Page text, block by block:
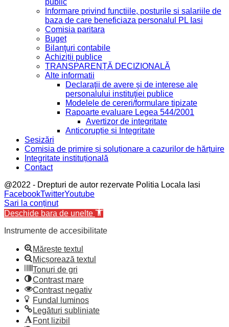
Informare privind functiile, posturile si salariile de
baza de care beneficiaza personalul PL Iasi
Comisia paritara
Buget
Bilanţuri contabile
Achiziții publice
TRANSPARENȚĂ DECIZIONALĂ
Alte informatii
Declaraţii de avere şi de interese ale
personalului instituţiei publice
Modelele de cereri/formulare tipizate
Rapoarte evaluare Legea 544/2001
Avertizor de integritate
Anticorupție și Integritate
Sesizări
Comisia de primire și soluționare a cazurilor de hărțuire
Integritate instituțională
Contact
@2022 - Drepturi de autor rezervate Politia Locala Iasi
FacebookTwitterYoutube
Sari la conținut
Deschide bara de unelte
Instrumente de accesibilitate
Mărește textul
Micșorează textul
Tonuri de gri
Contrast mare
Contrast negativ
Fundal luminos
Legături subliniate
Font lizibil